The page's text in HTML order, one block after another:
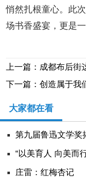
悄然扎根童心。此
场书香盛宴，更是一
上一篇：成都布后
下一篇：创造属于我
大家都在看
第九届鲁迅文学奖
“以美育人 向美而
庄雷：红梅杏记